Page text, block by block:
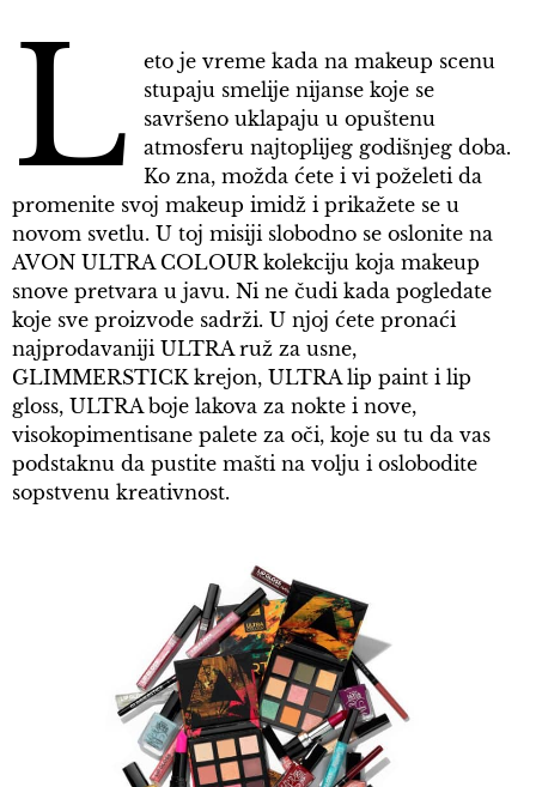
L
eto je vreme kada na makeup scenu
stupaju smelije nijanse koje se
savršeno uklapaju u opuštenu
atmosferu najtoplijeg godišnjeg doba.
Ko zna, možda ćete i vi poželeti da
promenite svoj makeup imidž i prikažete se u
novom svetlu. U toj misiji slobodno se oslonite na
AVON ULTRA COLOUR kolekciju koja makeup
snove pretvara u javu. Ni ne čudi kada pogledate
koje sve proizvode sadrži. U njoj ćete pronaći
najprodavaniji ULTRA ruž za usne,
GLIMMERSTICK krejon, ULTRA lip paint i lip
gloss, ULTRA boje lakova za nokte i nove,
visokopimentisane palete za oči, koje su tu da vas
podstaknu da pustite mašti na volju i oslobodite
sopstvenu kreativnost.